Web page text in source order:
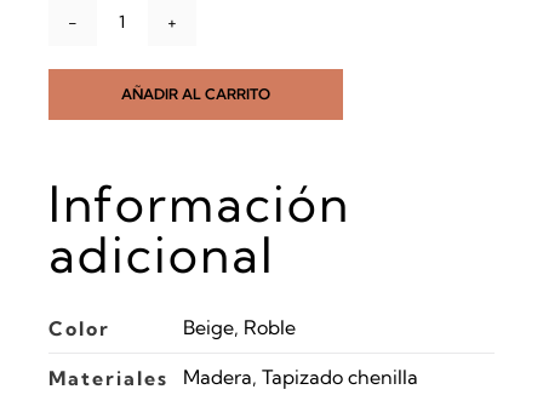
era:
es:
Silla
beige
cantidad
AÑADIR AL CARRITO
Información
adicional
Color Beige, Roble
Materiales Madera, Tapizado chenilla